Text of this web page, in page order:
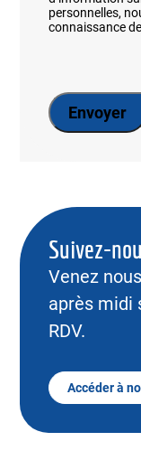
personnelles,
connaissance
Suivez-
Venez
après midi
RDV.
Accéder à